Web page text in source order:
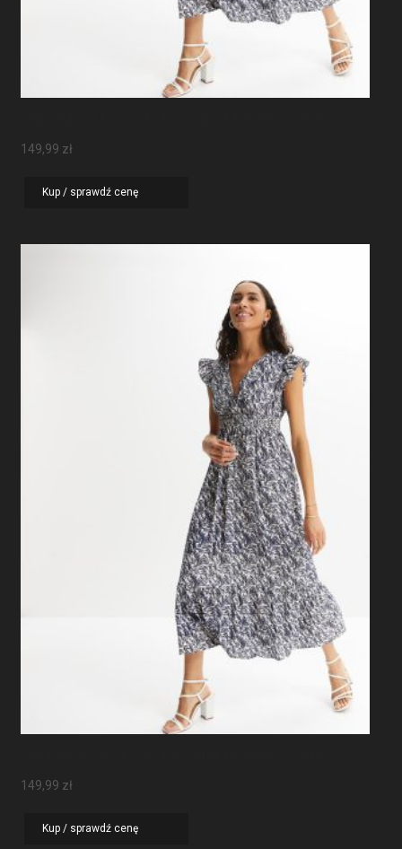
149,99 zł
Kup / sprawdź cenę
149,99 zł
Kup / sprawdź cenę